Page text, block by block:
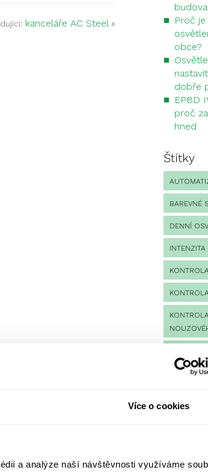
Více o cookies
a analýze naší návštěvnosti využíváme
kanceláře AC Steel»
Proč
obce?
dobře
EPBD
proč
hned
Štítky
BAREVNÉ
DENNÍ
INTENZITA
KONTROLA
LED
MĚŘENÍ